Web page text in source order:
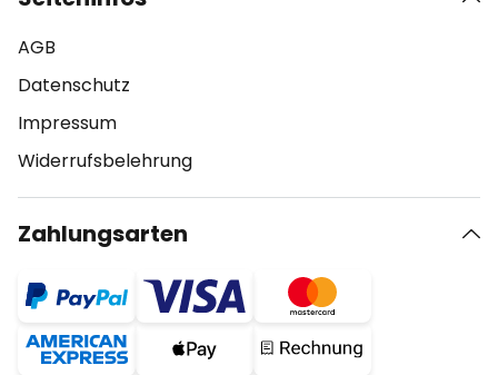
AGB
Datenschutz
Impressum
Widerrufsbelehrung
Zahlungsarten